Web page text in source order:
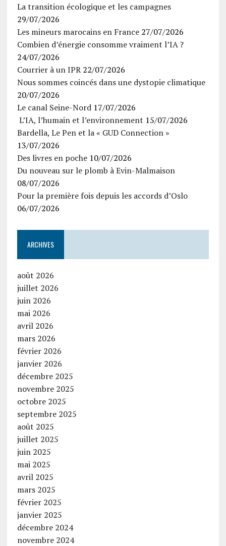
La transition écologique et les campagnes
29/07/2026
Les mineurs marocains en France 27/07/2026
Combien d’énergie consomme vraiment l’IA ?
24/07/2026
Courrier à un IPR 22/07/2026
Nous sommes coincés dans une dystopie climatique
20/07/2026
Le canal Seine-Nord 17/07/2026
L’IA, l’humain et l’environnement 15/07/2026
Bardella, Le Pen et la « GUD Connection »
13/07/2026
Des livres en poche 10/07/2026
Du nouveau sur le plomb à Evin-Malmaison
08/07/2026
Pour la première fois depuis les accords d’Oslo
06/07/2026
ARCHIVES
août 2026
juillet 2026
juin 2026
mai 2026
avril 2026
mars 2026
février 2026
janvier 2026
décembre 2025
novembre 2025
octobre 2025
septembre 2025
août 2025
juillet 2025
juin 2025
mai 2025
avril 2025
mars 2025
février 2025
janvier 2025
décembre 2024
novembre 2024